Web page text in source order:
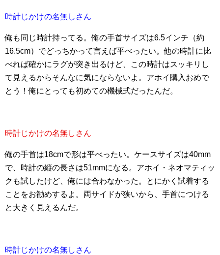
時計じかけの名無しさん
俺も同じ時計持ってる。俺の手首サイズは6.5インチ（約
16.5cm）でどっちかって言えば平べったい。他の時計に比
べれば確かにラグが突き出るけど、この時計はスッキリし
て見えるからそんなに気にならないよ。アホイ購入おめで
とう！俺にとっても初めての機械式だったんだ。
時計じかけの名無しさん
俺の手首は18cmで形は平べったい。ケースサイズは40mm
で、時計の縦の長さは51mmになる。アホイ・ネオマティッ
クも試したけど、俺には合わなかった。とにかく試着する
ことをお勧めするよ。両サイドが狭いから、手首につける
と大きく見えるんだ。
時計じかけの名無しさん